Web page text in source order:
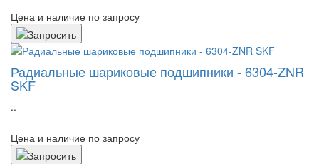
Цена и наличие по запросу
Радиальные шариковые подшипники - 6304-ZNR
SKF
..
Цена и наличие по запросу